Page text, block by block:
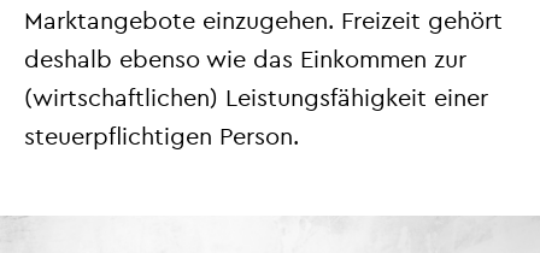
Marktangebote einzugehen. Freizeit gehört
deshalb ebenso wie das Einkommen zur
(wirtschaftlichen) Leistungsfähigkeit einer
steuerpflichtigen Person.